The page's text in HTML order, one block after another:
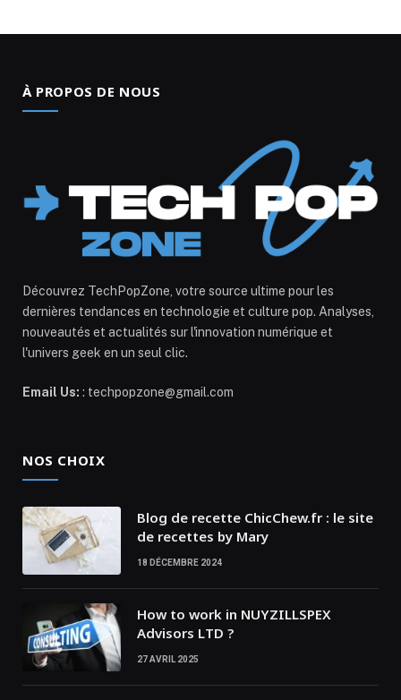
À PROPOS DE NOUS
Découvrez TechPopZone, votre source ultime pour les
dernières tendances en technologie et culture pop. Analyses,
nouveautés et actualités sur l'innovation numérique et
l'univers geek en un seul clic.
Email Us: : techpopzone@gmail.com
NOS CHOIX
Blog de recette ChicChew.fr : le site
de recettes by Mary
18 DÉCEMBRE 2024
How to work in NUYZILLSPEX
Advisors LTD ?
27 AVRIL 2025